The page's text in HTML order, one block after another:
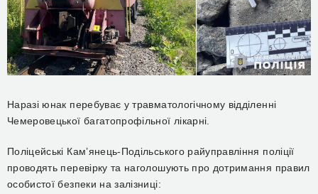
Наразі юнак перебуває у травматологічному відділенні
Чемеровецької багатопрофільної лікарні.
Поліцейські Кам’янець-Подільського райуправління поліції
проводять перевірку та наголошують про дотримання правил
особистої безпеки на залізниці: